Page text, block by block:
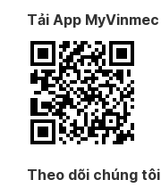
Tải App MyVinmec
Theo dõi chúng tôi